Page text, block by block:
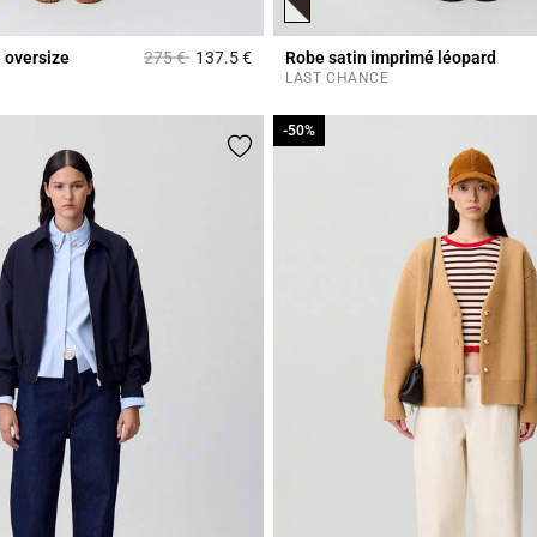
Rating
oversize Prix réduit à partir de
275 €à137.5 €5 out of 5 Customer Rating
Robe satin imprimé léopard
LAST CHANCE
-50%
-50%